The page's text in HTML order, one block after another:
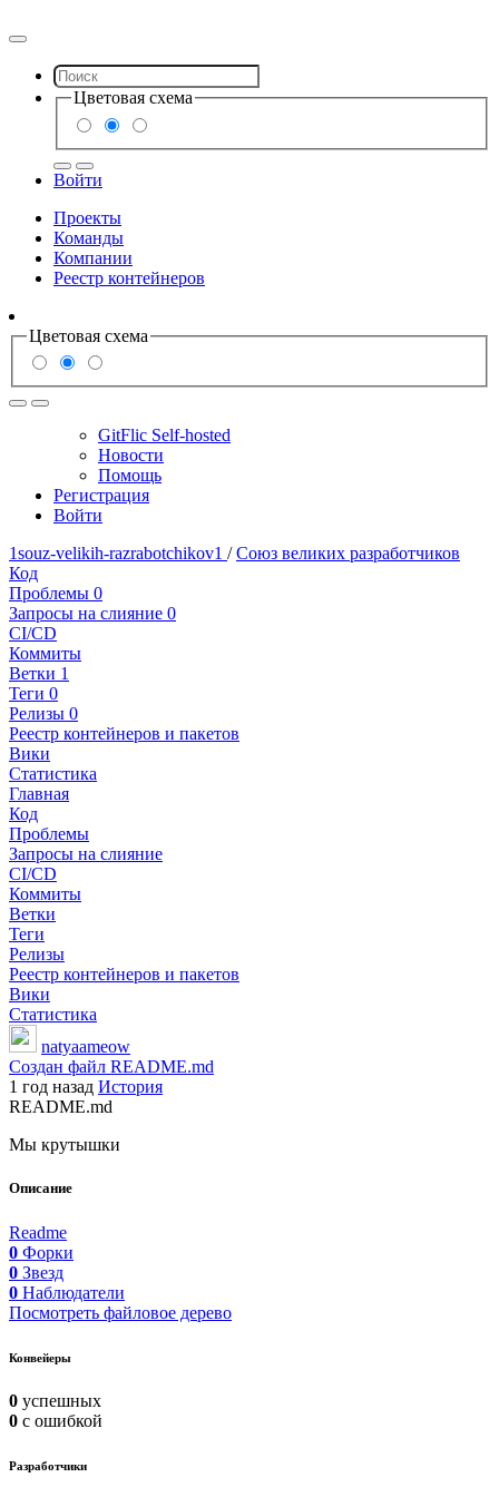
Цветовая схема
Войти
Проекты
Команды
Компании
Реестр контейнеров
Цветовая схема
GitFlic Self-hosted
Новости
Помощь
Регистрация
Войти
1souz-velikih-razrabotchikov1 / Союз великих разработчиков
Код
Проблемы 0
Запросы на слияние 0
CI/CD
Коммиты
Ветки 1
Теги 0
Релизы 0
Реестр контейнеров и пакетов
Вики
Статистика
Главная
Код
Проблемы
Запросы на слияние
CI/CD
Коммиты
Ветки
Теги
Релизы
Реестр контейнеров и пакетов
Вики
Статистика
natyaameow
Создан файл README.md
1 год назад История
README.md
Мы крутышки
Описание
Readme
0 Форки
0 Звезд
0 Наблюдатели
Посмотреть файловое дерево
Конвейеры
0 успешных
0 с ошибкой
Разработчики